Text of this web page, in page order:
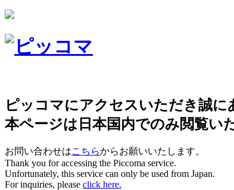
ピッコマにアクセスいただき誠に
本ページは日本国内でのみ閲覧い
お問い合わせはこちらからお願いいたします。
Thank you for accessing the Piccoma service.
Unfortunately, this service can only be used from Japan.
For inquiries, please click here.